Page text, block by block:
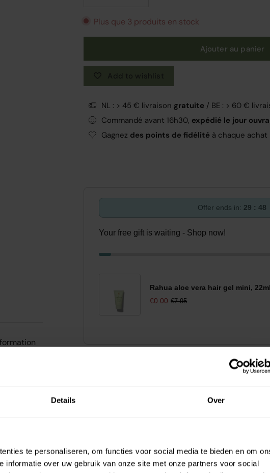
Details Over
te personaliseren, om functies voor social media te bieden en om
informatie over uw gebruik van onze site met onze partners voor social
Plus que 3 produits en stock
Ajouter au panier
NL : > 45 € livraison gratuite / BE : > 60 €
Commandé avant 16h30, expédié le jour
Gagnez des points de fidélité à chaque achat
Offer ends in: 29 : 47
Your free gift is waiting - Shop now!
Rahua aloe vera hair gel mini, 22ml
€0.00 €7.95
prêle,